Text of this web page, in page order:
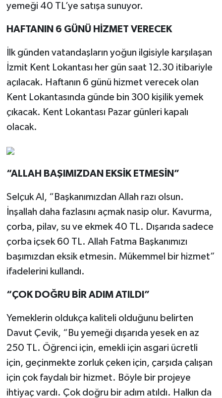
yemeği 40 TL’ye satışa sunuyor.
HAFTANIN 6 GÜNÜ HİZMET VERECEK
İlk günden vatandaşların yoğun ilgisiyle karşılaşan
İzmit Kent Lokantası her gün saat 12.30 itibariyle
açılacak. Haftanın 6 günü hizmet verecek olan
Kent Lokantasında günde bin 300 kişilik yemek
çıkacak. Kent Lokantası Pazar günleri kapalı
olacak.
“ALLAH BAŞIMIZDAN EKSİK ETMESİN”
Selçuk Al, “Başkanımızdan Allah razı olsun.
İnşallah daha fazlasını açmak nasip olur. Kavurma,
çorba, pilav, su ve ekmek 40 TL. Dışarıda sadece
çorba içsek 60 TL. Allah Fatma Başkanımızı
başımızdan eksik etmesin. Mükemmel bir hizmet”
ifadelerini kullandı.
“ÇOK DOĞRU BİR ADIM ATILDI”
Yemeklerin oldukça kaliteli olduğunu belirten
Davut Çevik, “Bu yemeği dışarıda yesek en az
250 TL. Öğrenci için, emekli için asgari ücretli
için, geçinmekte zorluk çeken için, çarşıda çalışan
için çok faydalı bir hizmet. Böyle bir projeye
ihtiyaç vardı. Çok doğru bir adım atıldı. Halkın da